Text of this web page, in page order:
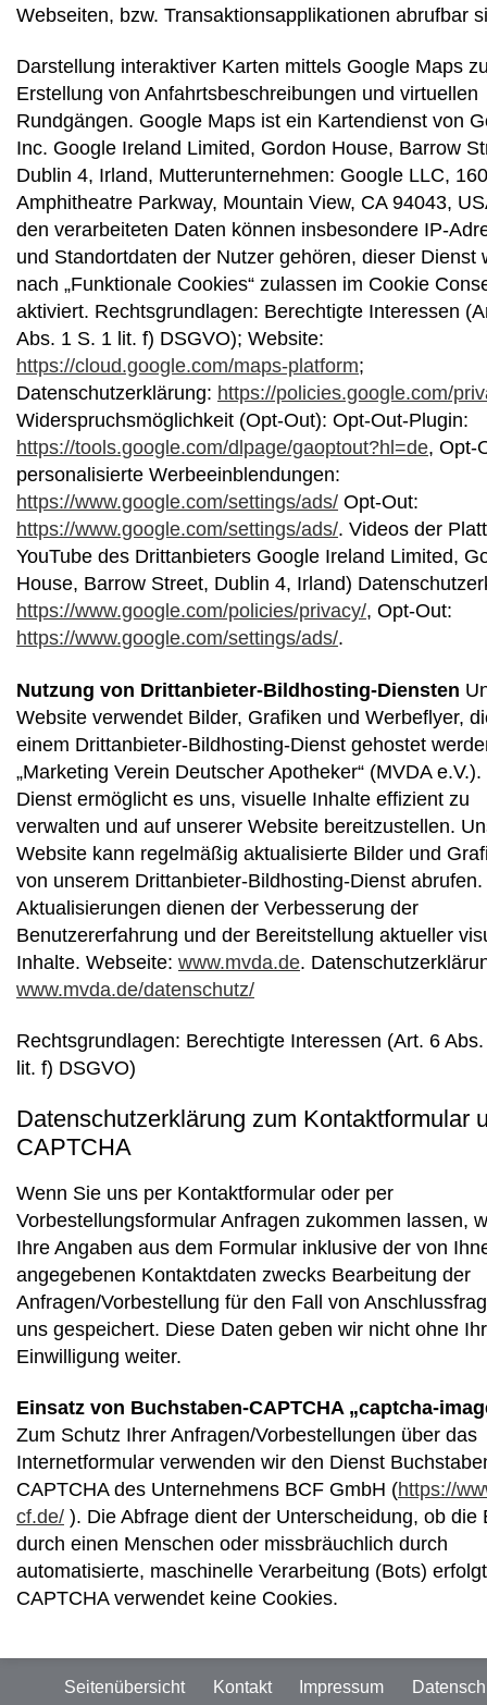
Webseiten, bzw. Transaktionsapplikationen abrufbar
Darstellung interaktiver Karten mittels Google Maps
Erstellung von Anfahrtsbeschreibungen und virtuellen
Rundgängen. Google Maps ist ein Kartendienst von
Inc. Google Ireland Limited, Gordon House, Barrow
Dublin 4, Irland, Mutterunternehmen: Google LLC,
Amphitheatre Parkway, Mountain View, CA 94043,
den verarbeiteten Daten können insbesondere IP-
und Standortdaten der Nutzer gehören, dieser Dienst
nach „Funktionale Cookies“ zulassen im Cookie
aktiviert. Rechtsgrundlagen: Berechtigte Interessen
Abs. 1 S. 1 lit. f) DSGVO); Website:
https://cloud.google.com/maps-platform;
Datenschutzerklärung: https://policies.google.com/
Widerspruchsmöglichkeit (Opt-Out): Opt-Out-Plugin:
https://tools.google.com/dlpage/gaoptout?hl=de, Opt-
personalisierte Werbeeinblendungen:
https://www.google.com/settings/ads/ Opt-Out:
https://www.google.com/settings/ads/. Videos der
YouTube des Drittanbieters Google Ireland Limited,
House, Barrow Street, Dublin 4, Irland)
https://www.google.com/policies/privacy/, Opt-Out:
https://www.google.com/settings/ads/.
Nutzung von Drittanbieter-Bildhosting-Diensten
Website verwendet Bilder, Grafiken und Werbeflyer,
einem Drittanbieter-Bildhosting-Dienst gehostet
„Marketing Verein Deutscher Apotheker“ (MVDA
Dienst ermöglicht es uns, visuelle Inhalte effizient zu
verwalten und auf unserer Website bereitzustellen.
Website kann regelmäßig aktualisierte Bilder und
von unserem Drittanbieter-Bildhosting-Dienst
Aktualisierungen dienen der Verbesserung der
Benutzererfahrung und der Bereitstellung aktueller
Inhalte. Webseite: www.mvda.de.
www.mvda.de/datenschutz/
Rechtsgrundlagen: Berechtigte Interessen (Art. 6
lit. f) DSGVO)
Datenschutzerklärung zum Kontaktformular
CAPTCHA
Wenn Sie uns per Kontaktformular oder per
Vorbestellungsformular Anfragen zukommen lassen,
Ihre Angaben aus dem Formular inklusive der von
angegebenen Kontaktdaten zwecks Bearbeitung der
Anfragen/Vorbestellung für den Fall von
uns gespeichert. Diese Daten geben wir nicht ohne
Einwilligung weiter.
Einsatz von Buchstaben-CAPTCHA „captcha-
Zum Schutz Ihrer Anfragen/Vorbestellungen über das
Internetformular verwenden wir den Dienst
CAPTCHA des Unternehmens BCF GmbH (https://
cf.de/ ). Die Abfrage dient der Unterscheidung, ob die
durch einen Menschen oder missbräuchlich durch
automatisierte, maschinelle Verarbeitung (Bots)
CAPTCHA verwendet keine Cookies.
Seitenübersicht Kontakt Impressum